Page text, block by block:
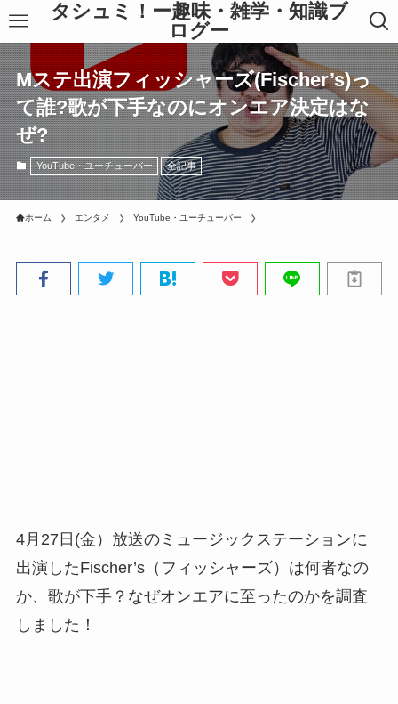
タシュミ！ー趣味・雑学・知識ブ
ログー
Mステ出演フィッシャーズ(Fischer’s)っ
て誰?歌が下手なのにオンエア決定はな
ぜ?
YouTube・ユーチューバー 全記事
ホーム エンタメ YouTube・ユーチューバー
4月27日(金）放送のミュージックステーションに
出演したFischer’s（フィッシャーズ）は何者なの
か、歌が下手？なぜオンエアに至ったのかを調査
しました！